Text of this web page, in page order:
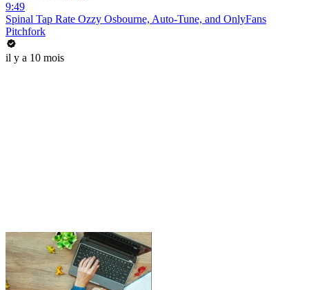
9:49
Spinal Tap Rate Ozzy Osbourne, Auto-Tune, and OnlyFans
Pitchfork
il y a 10 mois